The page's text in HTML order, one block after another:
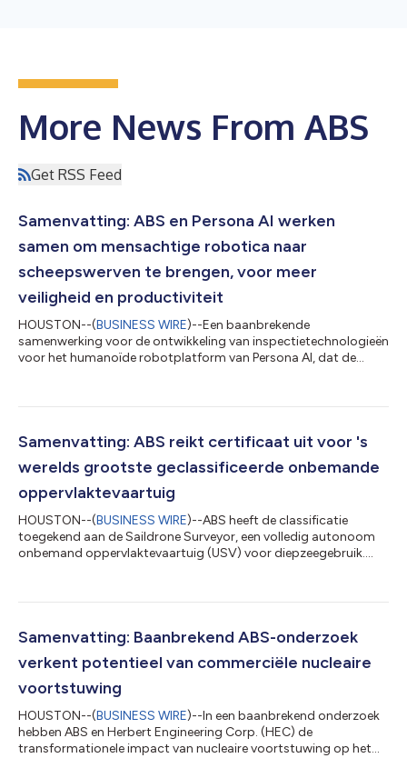
More News From ABS
Get RSS Feed
Samenvatting: ABS en Persona AI werken
samen om mensachtige robotica naar
scheepswerven te brengen, voor meer
veiligheid en productiviteit
HOUSTON--(BUSINESS WIRE)--Een baanbrekende
samenwerking voor de ontwikkeling van inspectietechnologieën
voor het humanoïde robotplatform van Persona AI, dat de
memorandum van overeenstemming tussen ABS en Persona AI.
robots van Persona AI, die deels zijn gebaseerd op de
robothandtechnologie van NASA, voor een reeks tak...
Samenvatting: ABS reikt certificaat uit voor 's
werelds grootste geclassificeerde onbemande
oppervlaktevaartuig
HOUSTON--(BUSINESS WIRE)--ABS heeft de classificatie
toegekend aan de Saildrone Surveyor, een volledig autonoom
onbemand oppervlaktevaartuig (USV) voor diepzeegebruik.
nieuw terrein. De Surveyor is de grootste klasse USV's van
oceaankartering en meteorologische en oceanografische
gegevens met behulp van onbemande autonome syste...
Samenvatting: Baanbrekend ABS-onderzoek
verkent potentieel van commerciële nucleaire
voortstuwing
HOUSTON--(BUSINESS WIRE)--In een baanbrekend onderzoek
hebben ABS en Herbert Engineering Corp. (HEC) de
transformationele impact van nucleaire voortstuwing op het